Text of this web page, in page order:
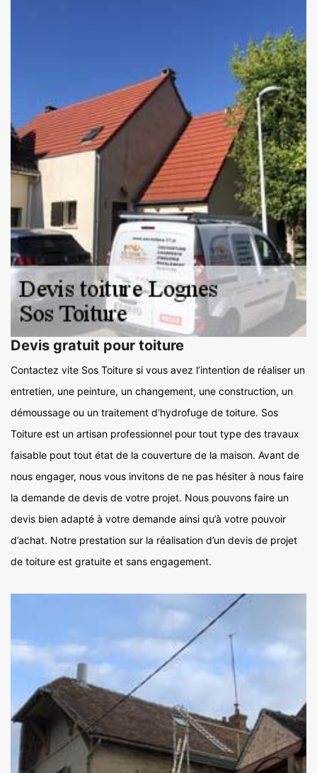
Devis gratuit pour toiture
Contactez vite Sos Toiture si vous avez l’intention de réaliser un
entretien, une peinture, un changement, une construction, un
démoussage ou un traitement d’hydrofuge de toiture. Sos
Toiture est un artisan professionnel pour tout type des travaux
faisable pout tout état de la couverture de la maison. Avant de
nous engager, nous vous invitons de ne pas hésiter à nous faire
la demande de devis de votre projet. Nous pouvons faire un
devis bien adapté à votre demande ainsi qu’à votre pouvoir
d’achat. Notre prestation sur la réalisation d’un devis de projet
de toiture est gratuite et sans engagement.